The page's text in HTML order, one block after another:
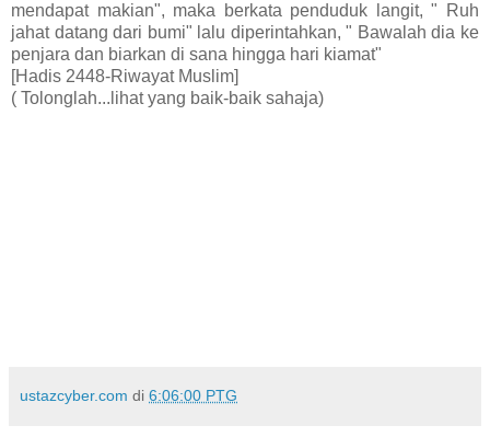
mendapat makian", maka berkata penduduk langit, " Ruh
jahat datang dari bumi" lalu diperintahkan, " Bawalah dia ke
penjara dan biarkan di sana hingga hari kiamat"
[Hadis 2448-Riwayat Muslim]
( Tolonglah...lihat yang baik-baik sahaja)
ustazcyber.com di 6:06:00 PTG